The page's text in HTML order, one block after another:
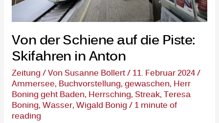
Von der Schiene auf die Piste:
Skifahren in Anton
Zeitung / Von Susanne Böllert/ 11. Februar 2024/
Ammersee, Buchvorstellung, gewaschen, Herr
Boning geht Baden, Herrsching, Streak, Teresa
Boning, Wasser, Wigald Bonig / 1 minute of
reading